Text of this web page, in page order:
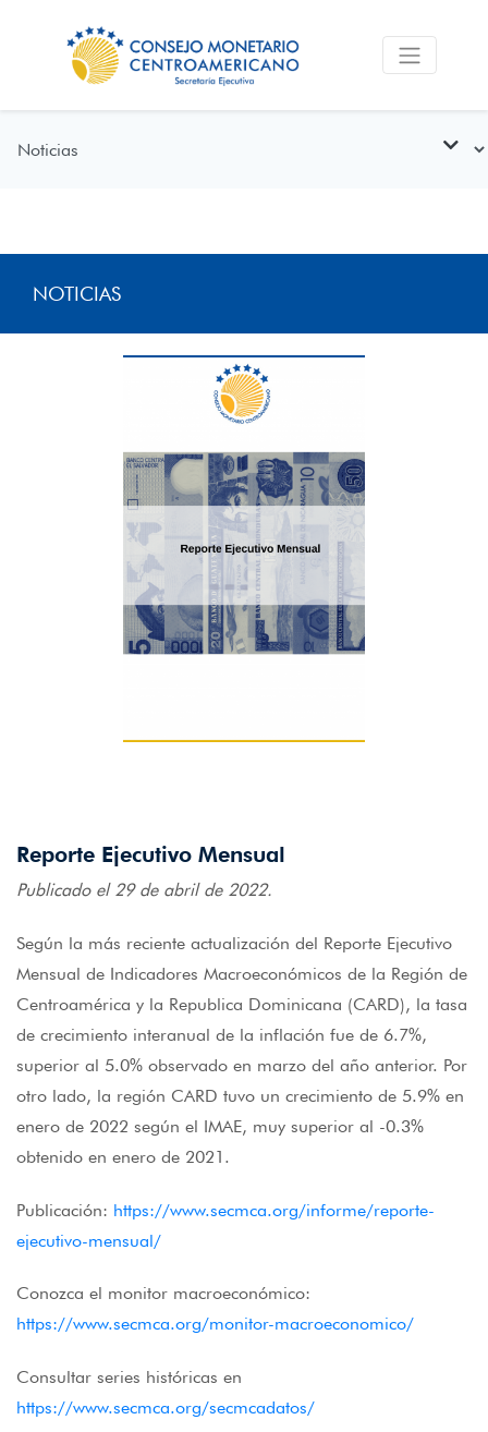
NOTICIAS
Reporte Ejecutivo Mensual
Publicado el 29 de abril de 2022.
Según la más reciente actualización del Reporte Ejecutivo
Mensual de Indicadores Macroeconómicos de la Región de
Centroamérica y la Republica Dominicana (CARD), la tasa
de crecimiento interanual de la inflación fue de 6.7%,
superior al 5.0% observado en marzo del año anterior. Por
otro lado, la región CARD tuvo un crecimiento de 5.9% en
enero de 2022 según el IMAE, muy superior al -0.3%
obtenido en enero de 2021.
Publicación: https://www.secmca.org/informe/reporte-
ejecutivo-mensual/
Conozca el monitor macroeconómico:
https://www.secmca.org/monitor-macroeconomico/
Consultar series históricas en
https://www.secmca.org/secmcadatos/